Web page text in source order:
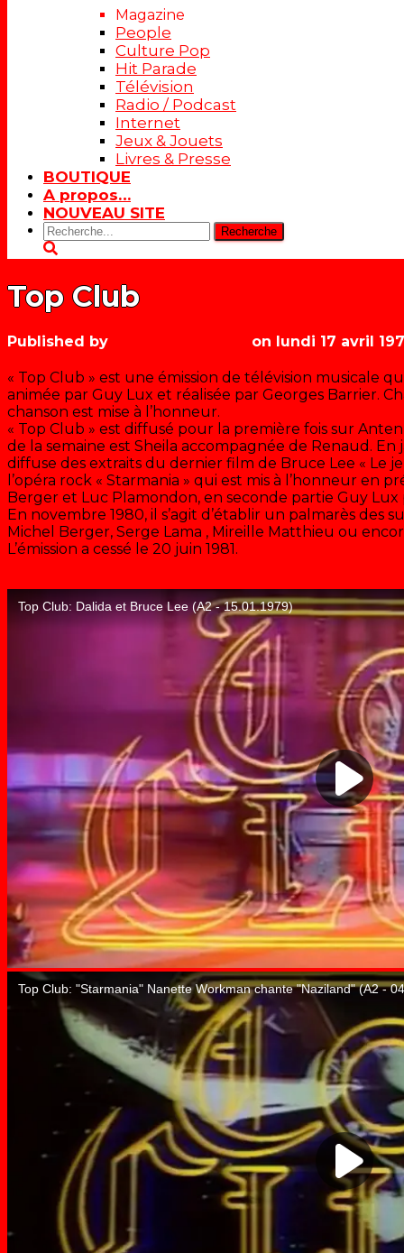
Magazine
People
Culture Pop
Hit Parade
Télévision
Radio / Podcast
Internet
Jeux & Jouets
Livres & Presse
BOUTIQUE
A propos…
NOUVEAU SITE
Rechercher:
Top Club
Published by on lundi 17 avril
« Top Club » est une émission de télévision musicale
animée par Guy Lux et réalisée par Georges Barrier.
chanson est mise à l’honneur.
« Top Club » est diffusé pour la première fois sur
de la semaine est Sheila accompagnée de Renaud.
diffuse des extraits du dernier film de Bruce Lee « Le
l’opéra rock « Starmania » qui est mis à l’honneur en
Berger et Luc Plamondon, en seconde partie Guy Lux
En novembre 1980, il s’agit d’établir un palmarès des
Michel Berger, Serge Lama , Mireille Matthieu ou
L’émission a cessé le 20 juin 1981.